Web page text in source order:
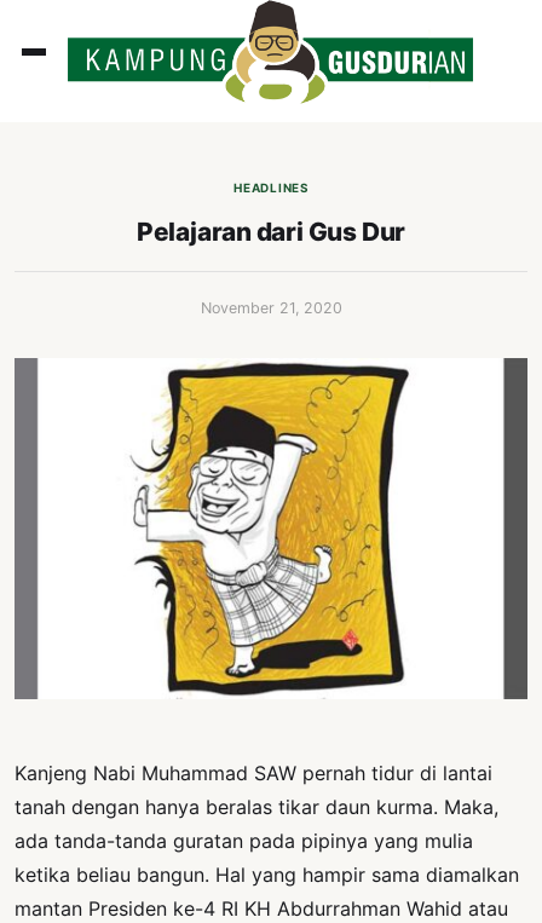
HEADLINES
Pelajaran dari Gus Dur
November 21, 2020
Kanjeng Nabi Muhammad SAW pernah tidur di lantai
tanah dengan hanya beralas tikar daun kurma. Maka,
ada tanda-tanda guratan pada pipinya yang mulia
ketika beliau bangun. Hal yang hampir sama diamalkan
mantan Presiden ke-4 RI KH Abdurrahman Wahid atau